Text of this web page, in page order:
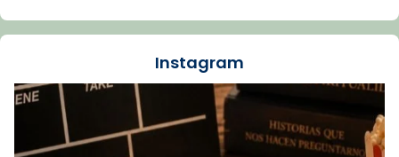
🔗tinyurl.com/cvu5jmbk
Foto
View on Facebook Share
Instagram